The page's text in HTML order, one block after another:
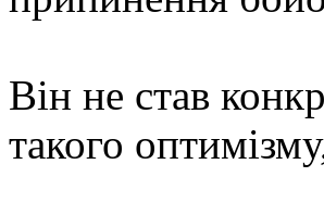
Він не став
такого